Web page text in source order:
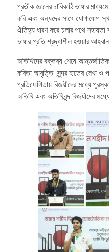
প্রতীক জ্ঞানের চাবিকাঠি ভাষার
করি এবং অন্যদের সাথে যোগাযোগ
ঐতিহ্য ধারণ করে চলার পথে
ভাষার প্রতি শ্রদ্ধাশীল হওয়ার আহবান
অতিথিদের বক্তব্য শেষে
কবিতা আবৃত্তি, সুন্দর হাতের লেখা ও
প্রতিযোগিতায় বিজয়ীদের মধ্যে
অতিথি এবং অতিথিবৃন্দ বিজয়ীদের